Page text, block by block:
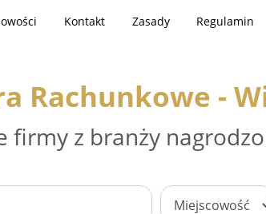
Kontakt Zasady Regulamin
Rachunkowe -
firmy z branży